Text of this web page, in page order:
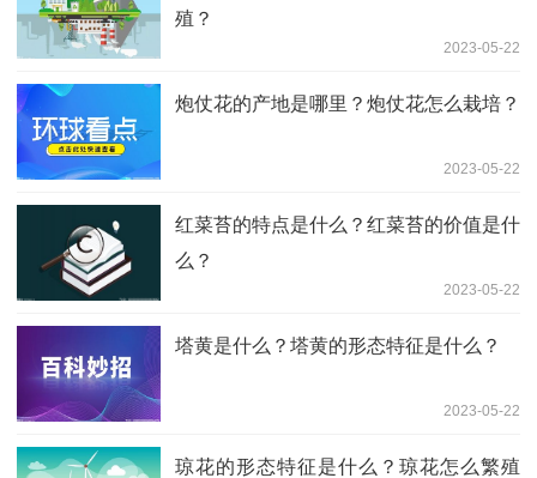
殖？
2023-05-22
炮仗花的产地是哪里？炮仗花怎么栽培？
2023-05-22
红菜苔的特点是什么？红菜苔的价值是什
么？
2023-05-22
塔黄是什么？塔黄的形态特征是什么？
2023-05-22
琼花的形态特征是什么？琼花怎么繁殖